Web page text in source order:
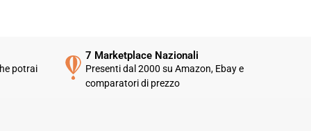
potrai
7 Marketplace Nazionali
Presenti dal 2000 su Amazon, Ebay e
comparatori di prezzo